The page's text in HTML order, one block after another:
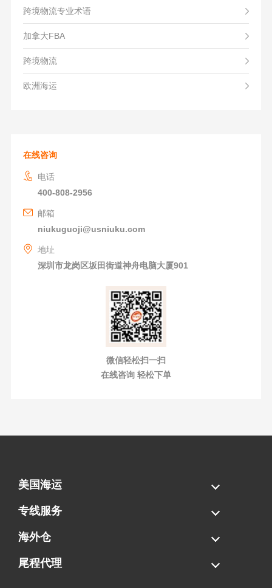
跨境物流专业术语
加拿大FBA
跨境物流
欧洲海运
在线咨询
电话
400-808-2956
邮箱
niukuguoji@usniuku.com
地址
深圳市龙岗区坂田街道神舟电脑大厦901
微信轻松扫一扫
在线咨询 轻松下单
美国海运
海运拼柜
海运整柜
美国海卡
加拿大海运
专线服务
FBA专线直送
超大件专线
AWD专线
电池专线
海外仓
一件代发
FBA中转
贴标换标
拆柜/存储
尾程代理